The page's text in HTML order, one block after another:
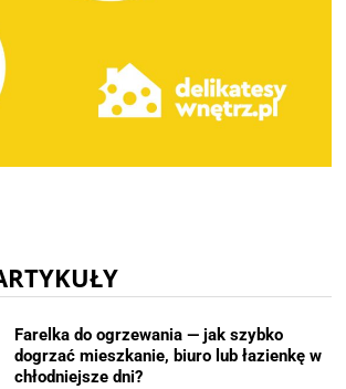
Farelka do ogrzewania — jak szybko
dogrzać mieszkanie, biuro lub łazienkę w
chłodniejsze dni?